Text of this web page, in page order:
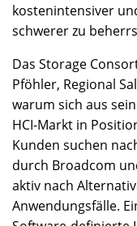
kostenintensiver
schwerer zu
Das Storage
Pföhler, Regional
warum sich aus
HCI-Markt in
Kunden suchen
durch Broadcom
aktiv nach
Anwendungsfälle.